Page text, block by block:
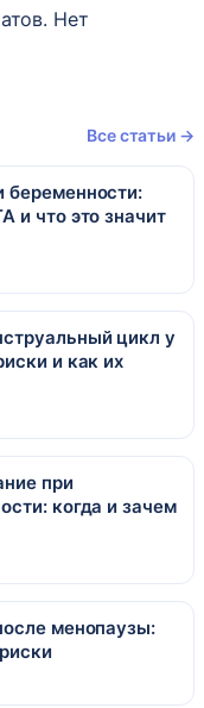
Нет
Все статьи →
и что это значит
цикл у
и как их
при
когда и зачем
менопаузы: